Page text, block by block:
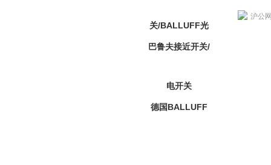
上海乾拓贸易有限公司是BALLUFF光电开关供应商,主
沪公